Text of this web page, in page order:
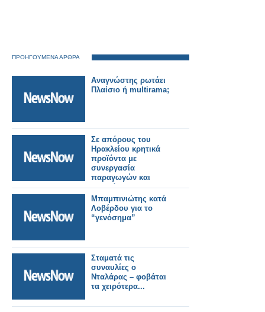
ΠΡΟΗΓΟΥΜΕΝΑ ΑΡΘΡΑ
Αναγνώστης ρωτάει
Πλαίσιο ή multirama;
Σε απόρους του
Ηρακλείου κρητικά
προϊόντα με
συνεργασία
παραγωγών και
ξενοδόχων
Μπαμπινιώτης κατά
Λοβέρδου για το
“γενόσημα”
Σταματά τις
συναυλίες ο
Νταλάρας – φοβάται
τα χειρότερα...